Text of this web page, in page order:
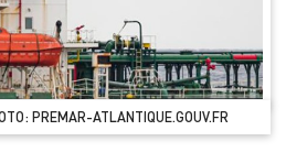
PREMAR-ATLANTIQUE.GOUV.FR